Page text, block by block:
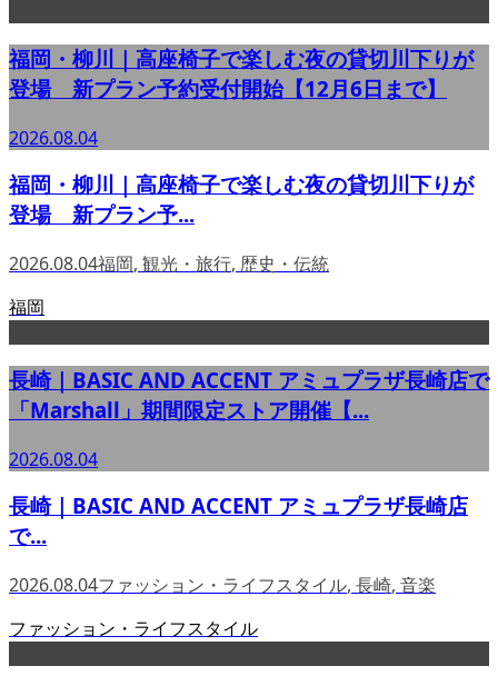
福岡・柳川｜高座椅子で楽しむ夜の貸切川下りが
登場 新プラン予約受付開始【12月6日まで】
2026.08.04
福岡・柳川｜高座椅子で楽しむ夜の貸切川下りが
登場 新プラン予...
2026.08.04福岡, 観光・旅行, 歴史・伝統
福岡
長崎｜BASIC AND ACCENT アミュプラザ長崎店で
「Marshall」期間限定ストア開催【...
2026.08.04
長崎｜BASIC AND ACCENT アミュプラザ長崎店
で...
2026.08.04ファッション・ライフスタイル, 長崎, 音楽
ファッション・ライフスタイル